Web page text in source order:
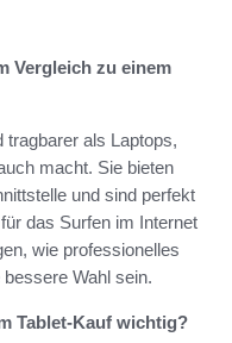
Vergleich zu einem
tragbarer als Laptops,
macht. Sie bieten
und sind perfekt
das Surfen im Internet
wie professionelles
Wahl sein.
Tablet-Kauf wichtig?